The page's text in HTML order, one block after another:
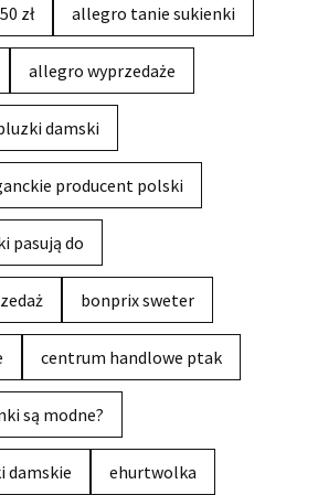
zł allegro tanie sukienki
allegro wyprzedaże
damski
producent polski
pasują do
bonprix sweter
centrum handlowe ptak
są modne?
damskie ehurtwolka